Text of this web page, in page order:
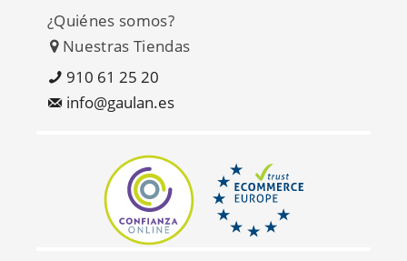
Alice et Paul 28182029
¿Quiénes somos?
Nuestras Tiendas
910 61 25 20
info@gaulan.es